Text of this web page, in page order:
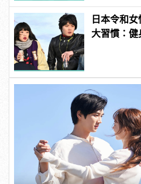
日本令和
大習慣：健